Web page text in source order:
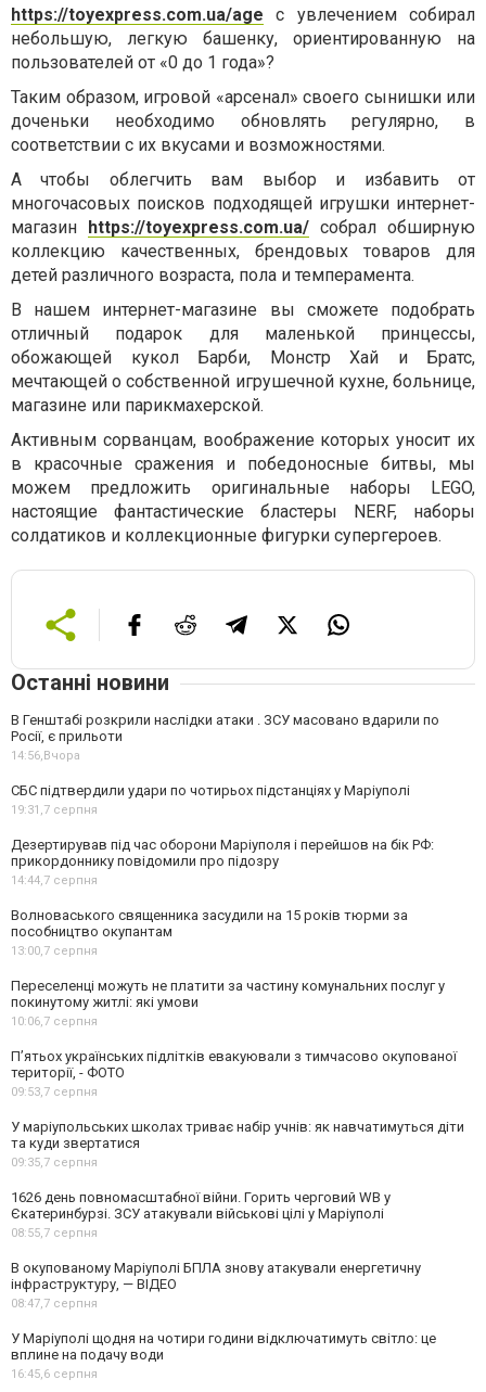
https://toyexpress.com.ua/age с увлечением собирал
небольшую, легкую башенку, ориентированную на
пользователей от «0 до 1 года»?
Таким образом, игровой «арсенал» своего сынишки или
доченьки необходимо обновлять регулярно, в
соответствии с их вкусами и возможностями.
А чтобы облегчить вам выбор и избавить от
многочасовых поисков подходящей игрушки интернет-
магазин https://toyexpress.com.ua/ собрал обширную
коллекцию качественных, брендовых товаров для
детей различного возраста, пола и темперамента.
В нашем интернет-магазине вы сможете подобрать
отличный подарок для маленькой принцессы,
обожающей кукол Барби, Монстр Хай и Братс,
мечтающей о собственной игрушечной кухне, больнице,
магазине или парикмахерской.
Активным сорванцам, воображение которых уносит их
в красочные сражения и победоносные битвы, мы
можем предложить оригинальные наборы LEGO,
настоящие фантастические бластеры NERF, наборы
солдатиков и коллекционные фигурки супергероев.
Останні новини
В Генштабі розкрили наслідки атаки . ЗСУ масовано вдарили по
Росії, є прильоти
14:56,Вчора
СБС підтвердили удари по чотирьох підстанціях у Маріуполі
19:31,7 серпня
Дезертирував під час оборони Маріуполя і перейшов на бік РФ:
прикордоннику повідомили про підозру
14:44,7 серпня
Волноваського священника засудили на 15 років тюрми за
пособництво окупантам
13:00,7 серпня
Переселенці можуть не платити за частину комунальних послуг у
покинутому житлі: які умови
10:06,7 серпня
П’ятьох українських підлітків евакуювали з тимчасово окупованої
території, - ФОТО
09:53,7 серпня
У маріупольських школах триває набір учнів: як навчатимуться діти
та куди звертатися
09:35,7 серпня
1626 день повномасштабної війни. Горить черговий WB у
Єкатеринбурзі. ЗСУ атакували військові цілі у Маріуполі
08:55,7 серпня
В окупованому Маріуполі БПЛА знову атакували енергетичну
інфраструктуру, — ВІДЕО
08:47,7 серпня
У Маріуполі щодня на чотири години відключатимуть світло: це
вплине на подачу води
16:45,6 серпня